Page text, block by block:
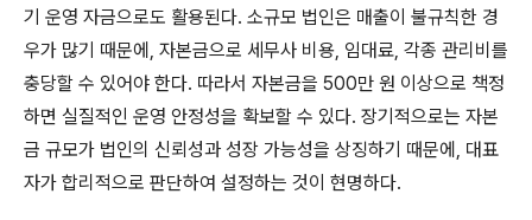
기 운영 자금으로도 활용된다. 소규모 법인은 매출이 불규칙한 경
우가 많기 때문에, 자본금으로 세무사 비용, 임대료, 각종 관리비를
충당할 수 있어야 한다. 따라서 자본금을 500만 원 이상으로 책정
하면 실질적인 운영 안정성을 확보할 수 있다. 장기적으로는 자본
금 규모가 법인의 신뢰성과 성장 가능성을 상징하기 때문에, 대표
자가 합리적으로 판단하여 설정하는 것이 현명하다.